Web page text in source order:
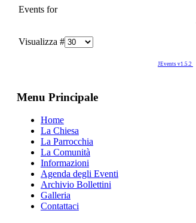
Events for
Visualizza #
JEvents v1.5.2
Menu Principale
Home
La Chiesa
La Parrocchia
La Comunità
Informazioni
Agenda degli Eventi
Archivio Bollettini
Galleria
Contattaci